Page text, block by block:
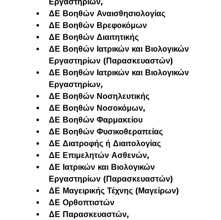
ΔΕ Βοηθών Αναισθησιολογίας
ΔΕ Βοηθών Βρεφοκόμων
ΔΕ Βοηθών Διαιτητικής
ΔΕ Βοηθών Ιατρικών και Βιολογικών
Εργαστηρίων (Παρασκευαστών)
ΔΕ Βοηθών Ιατρικών και Βιολογικών
Εργαστηρίων,
ΔΕ Βοηθών Νοσηλευτικής
ΔΕ Βοηθών Νοσοκόμων,
ΔΕ Βοηθών Φαρμακείου
ΔΕ Βοηθών Φυσικοθεραπείας
ΔΕ Διατροφής ή Διαιτολογίας
ΔΕ Επιμελητών Ασθενών,
ΔΕ Ιατρικών και Βιολογικών
Εργαστηρίων (Παρασκευαστών)
ΔΕ Μαγειρικής Τέχνης (Μαγείρων)
ΔΕ Ορθοπτιστών
ΔΕ Παρασκευαστών,